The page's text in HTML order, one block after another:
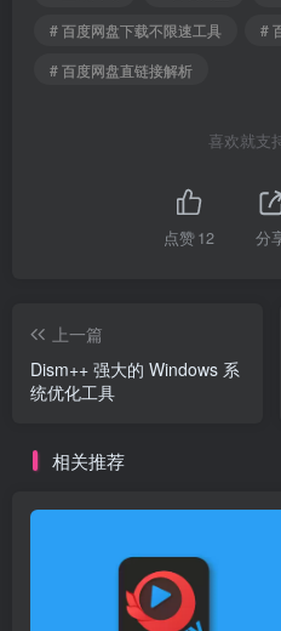
# 百度网盘下载不限速工具
#
# 百度网盘直链接解析
喜欢就支
点赞12 分
上一篇
Dism++ 强大的 Windows 系
统优化工具
相关推荐